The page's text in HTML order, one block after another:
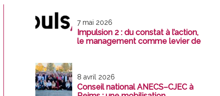
7 mai 2026
Impulsion 2 : du constat à l’action,
le management comme levier de
8 avril 2026
Conseil national ANECS–CJEC à